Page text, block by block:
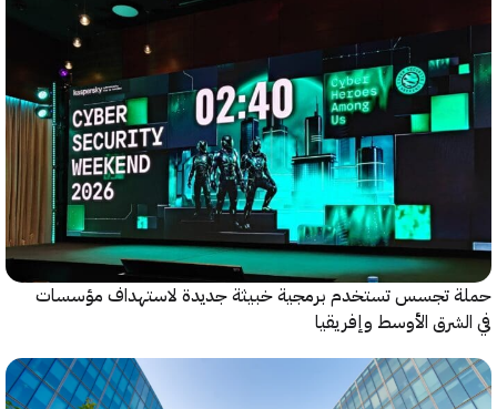
تجسس تستخدم برمجية خبيثة جديدة لاستهداف مؤسسات
الأوسط وإفريقيا